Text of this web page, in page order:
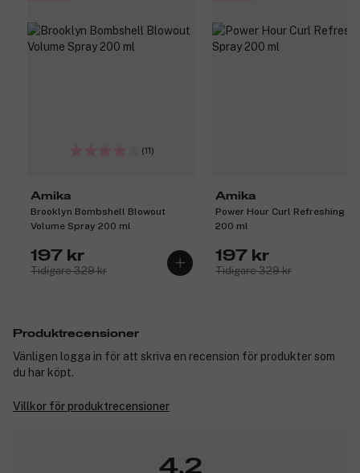
(11)
Amika
Brooklyn Bombshell Blowout
Volume Spray 200 ml
197 kr
Tidigare 329 kr
Amika
Power Hour Curl Refreshing
200 ml
197 kr
Tidigare 329 kr
Produktrecensioner
Vänligen logga in för att skriva en recension för produkter som
du har köpt.
Villkor för produktrecensioner
4,2